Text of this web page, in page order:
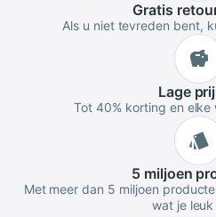
Gratis
Als u niet tevreden bent,
Lage
Tot 40% korting en elke
5 miljoen
Met meer dan 5 miljoen
wat je